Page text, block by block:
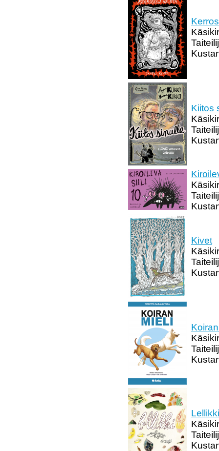
Kiitos
Kivet
Lellikki